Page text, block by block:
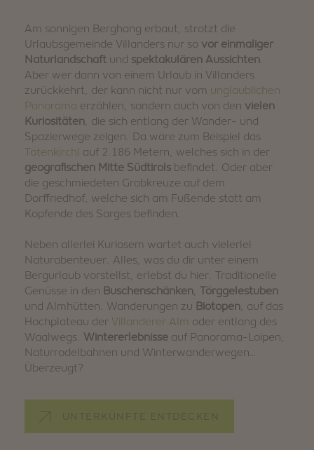
Am sonnigen Berghang erbaut, strotzt die
Urlaubsgemeinde Villanders nur so vor einmaliger
Naturlandschaft und spektakulären Aussichten
Aber wer dann von einem Urlaub in Villanders
zurückkehrt, der kann nicht nur vom unglaublichen
Panorama erzählen, sondern auch von den vielen
Kuriositäten , die sich entlang der Wander- und
Spazierwege zeigen. Da wäre zum Beispiel das
Totenkirchl auf 2.186 Metern, welches sich in der
geografischen Mitte Südtirols befindet. Oder aber
die geschmiedeten Grabkreuze auf dem
Dorffriedhof, welche sich am Fußende statt am
Kopfende des Sarges befinden.
Neben allerlei Kuriosem wartet auch vielerlei
Naturabenteuer. Alles, was du dir unter einem
Bergurlaub vorstellst, erlebst du hier. Traditionelle
Genüsse in den Buschenschänken Törggelestuben
und Almhütten. Wanderungen zu Biotopen , auf das
Hochplateau der Villanderer Alm oder entlang des
Waalwegs. Wintererlebnisse auf Panorama-Loipen,
Naturrodelbahnen und Winterwanderwegen…
Überzeugt?
UNTERKÜNFTE ENTDECKEN